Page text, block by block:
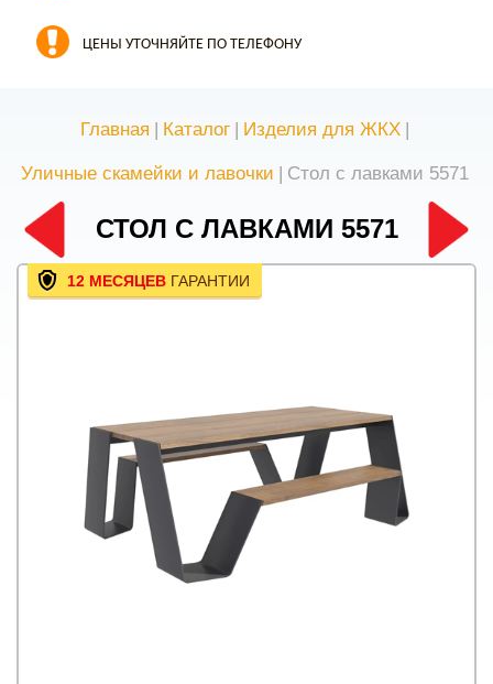
ЦЕНЫ УТОЧНЯЙТЕ ПО ТЕЛЕФОНУ
Главная | Каталог | Изделия для ЖКХ |
Уличные скамейки и лавочки | Стол с лавками 5571
СТОЛ С ЛАВКАМИ 5571
12 МЕСЯЦЕВ ГАРАНТИИ